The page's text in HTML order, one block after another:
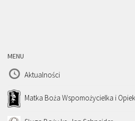
MENU
Aktualności
Matka Boża Wspomożycielka i